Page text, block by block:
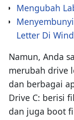
Mengubah
Letter Di
Namun, Anda
merubah drive
dan berbagai
Drive C: berisi
dan juga boot